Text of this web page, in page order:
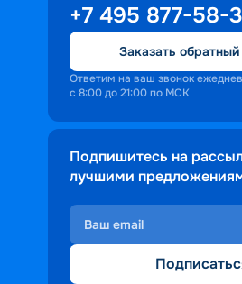
+7 495 877-58-
Заказать обратный
Ответим на ваш звонок
с 8:00 до 21:00 по МСК
Подпишитесь на
лучшими